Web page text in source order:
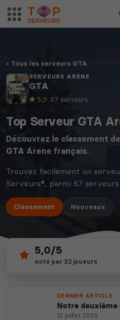
Tous les serveurs GTA
SERVEURS ARENE
GTA
5,0· 67 serveurs
Top Serveur GTA
Découvrez le classement
GTA Arene français.
Trouvez facilement un
Serveurs®, parmi 67
Classement Nouveaux
67
serveurs actifs
depuis 2012
5,0/5
noté par 32 joueurs
DERNIER ARTICLE
Notre deuxième
est en ligne
12 juillet 2026